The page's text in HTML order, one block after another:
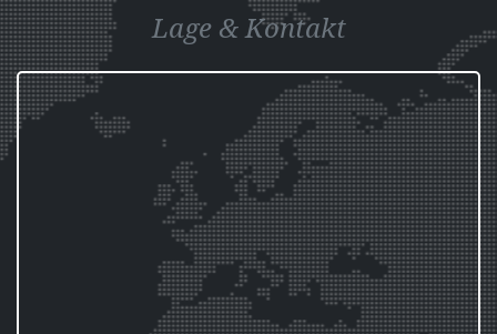
Lage & Kontakt